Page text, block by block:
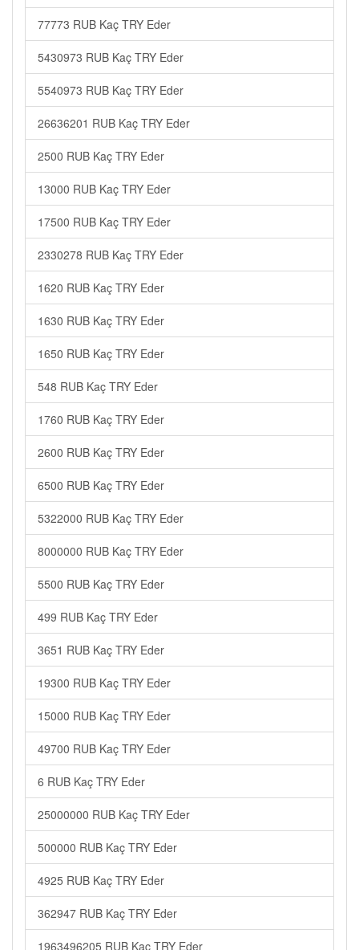
77773 RUB Kaç TRY Eder
5430973 RUB Kaç TRY Eder
5540973 RUB Kaç TRY Eder
26636201 RUB Kaç TRY Eder
2500 RUB Kaç TRY Eder
13000 RUB Kaç TRY Eder
17500 RUB Kaç TRY Eder
2330278 RUB Kaç TRY Eder
1620 RUB Kaç TRY Eder
1630 RUB Kaç TRY Eder
1650 RUB Kaç TRY Eder
548 RUB Kaç TRY Eder
1760 RUB Kaç TRY Eder
2600 RUB Kaç TRY Eder
6500 RUB Kaç TRY Eder
5322000 RUB Kaç TRY Eder
8000000 RUB Kaç TRY Eder
5500 RUB Kaç TRY Eder
499 RUB Kaç TRY Eder
3651 RUB Kaç TRY Eder
19300 RUB Kaç TRY Eder
15000 RUB Kaç TRY Eder
49700 RUB Kaç TRY Eder
6 RUB Kaç TRY Eder
25000000 RUB Kaç TRY Eder
500000 RUB Kaç TRY Eder
4925 RUB Kaç TRY Eder
362947 RUB Kaç TRY Eder
1963496205 RUB Kaç TRY Eder